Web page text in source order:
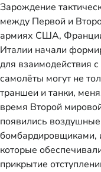
Зарождение
между Первой и
армиях США,
Италии начали
для взаимодействия
самолёты могут не
траншеи и танки,
время Второй
появились
бомбардировщиками,
которые
прикрытие